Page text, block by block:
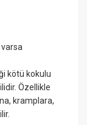
varsa
kötü kokulu
Özellikle
kramplara,